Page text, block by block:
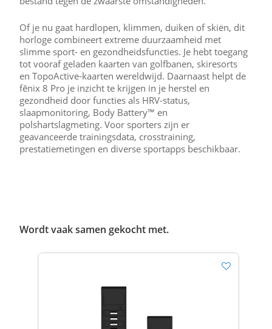
Of je nu gaat hardlopen, klimmen, duiken of skiën, dit
horloge combineert extreme duurzaamheid met
slimme sport- en gezondheidsfuncties. Je hebt toegang
tot vooraf geladen kaarten van golfbanen, skiresorts
en TopoActive-kaarten wereldwijd. Daarnaast helpt de
fēnix 8 Pro je inzicht te krijgen in je herstel en
gezondheid door functies als HRV-status,
slaapmonitoring, Body Battery™ en
polshartslagmeting. Voor sporters zijn er
geavanceerde trainingsdata, crosstraining,
prestatiemetingen en diverse sportapps beschikbaar.
Wordt vaak samen gekocht met.